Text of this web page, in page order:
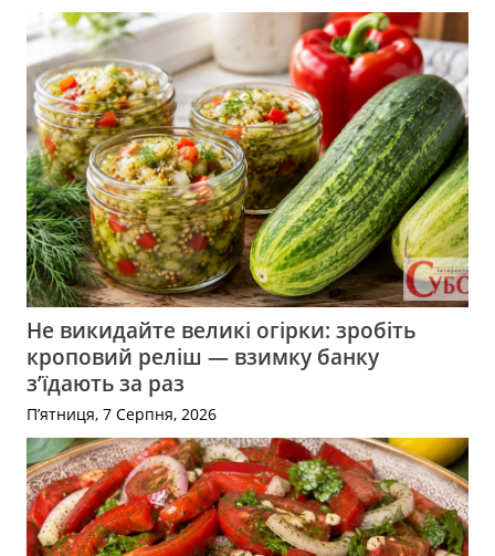
Не викидайте великі огірки: зробіть
кроповий реліш — взимку банку
з’їдають за раз
П’ятниця, 7 Серпня, 2026